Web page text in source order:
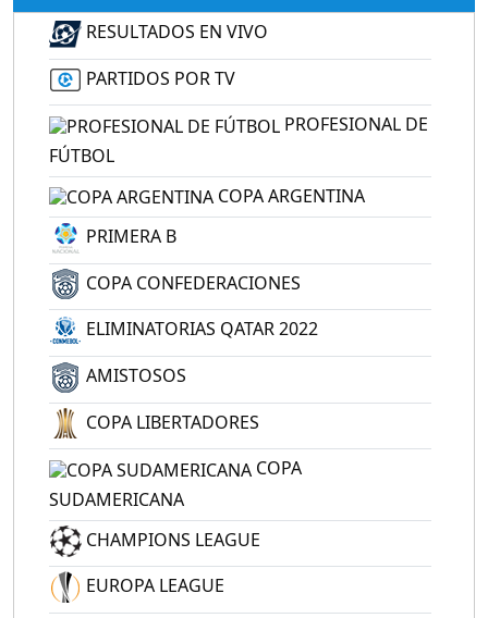
RESULTADOS EN VIVO
PARTIDOS POR TV
PROFESIONAL DE
FÚTBOL
COPA ARGENTINA
PRIMERA B
COPA CONFEDERACIONES
ELIMINATORIAS QATAR 2022
AMISTOSOS
COPA LIBERTADORES
COPA
SUDAMERICANA
CHAMPIONS LEAGUE
EUROPA LEAGUE